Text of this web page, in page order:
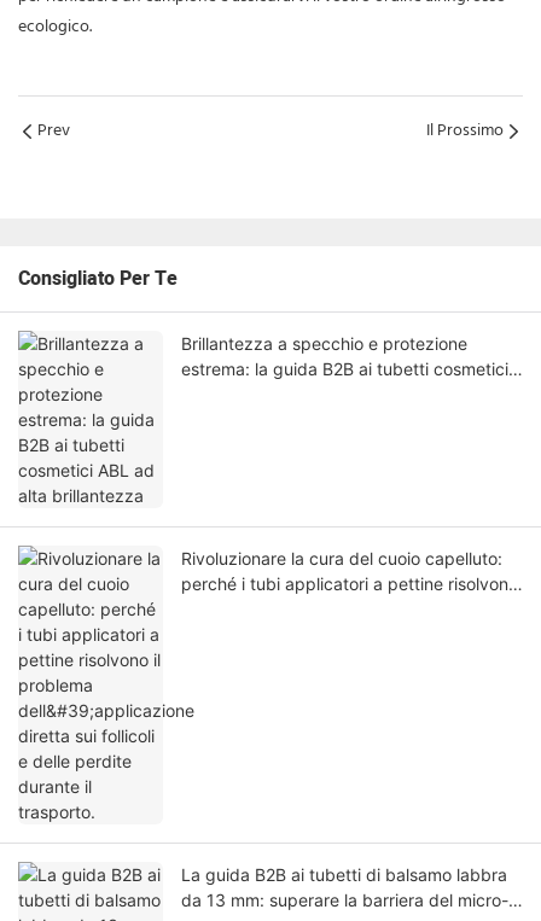
ecologico.
Prev Il Prossimo
Consigliato Per Te
Brillantezza a specchio e protezione
estrema: la guida B2B ai tubetti cosmetici
Rivoluzionare la cura del cuoio capelluto:
perché i tubi applicatori a pettine risolvono
La guida B2B ai tubetti di balsamo labbra
da 13 mm: superare la barriera del micro-